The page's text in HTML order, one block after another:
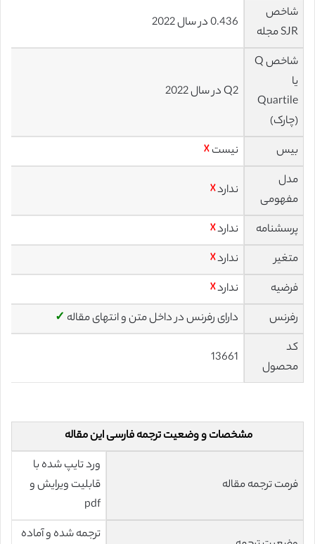
شاخص
SJR مجله
0.436 در سال 2022
شاخص Q
یا
Quartile
(چارک)
Q2 در سال 2022
بیس نیست☓
مدل
مفهومی
ندارد☓
پرسشنامه ندارد☓
متغیر
ندارد☓
فرضیه
ندارد☓
رفرنس
دارای رفرنس در داخل متن و انتهای مقاله ✓
کد
محصول
13661
مشخصات و وضعیت ترجمه فارسی این مقاله
فرمت ترجمه مقاله
ورد تایپ شده با
قابلیت ویرایش و
pdf
ترجمه شده و آماده